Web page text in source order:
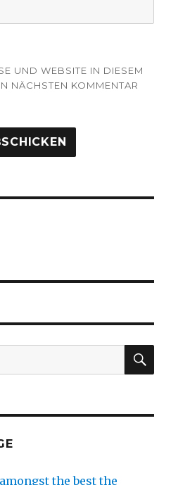
UND WEBSITE IN DIESEM
NÄCHSTEN KOMMENTAR
the best the